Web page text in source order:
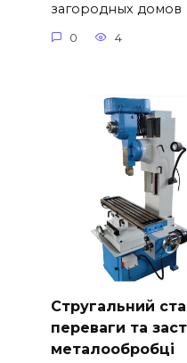
загородных домов
0 4
Стругальний
переваги та
металообробці